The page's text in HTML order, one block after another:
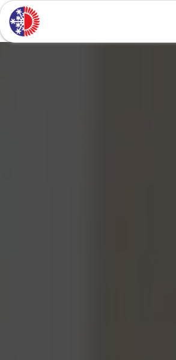
Panneau de gestion des cookies